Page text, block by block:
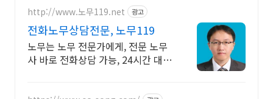
http://www.노무119.net 광고
전화노무상담전문, 노무119
노무는 노무 전문가에게, 전문 노무
사 바로 전화상담 가능, 24시간 대기